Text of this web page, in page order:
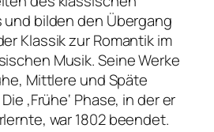
bilden den Übergang
Klassik zur Romantik im
Musik. Seine Werke
Mittlere und Späte
‚Frühe‘ Phase, in der er
war 1802 beendet.